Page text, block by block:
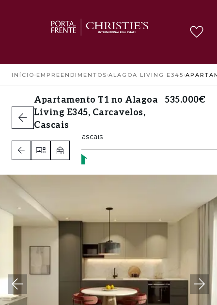
INÍCIO › EMPREENDIMENTOS ›ALAGOA LIVING E345 ›
Apartamento T1 no Alagoa
Living E345, Carcavelos,
Cascais
Carcavelos, Cascais
535.000€
1 1 1